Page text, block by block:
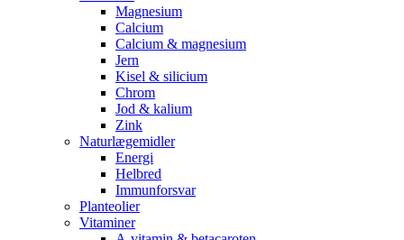
Magnesium
Calcium
Calcium & magnesium
Jern
Kisel & silicium
Chrom
Jod & kalium
Zink
Naturlægemidler
Energi
Helbred
Immunforsvar
Planteolier
Vitaminer